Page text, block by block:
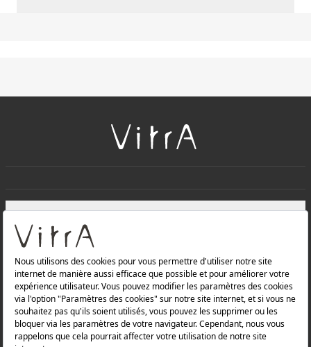
Produits
Politique de confidentialité et politique de protection des